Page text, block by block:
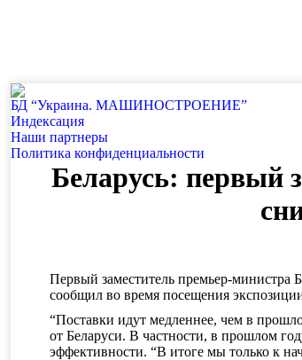
БД “Украина. МАШИНОСТРОЕНИЕ”
Индекcация
Наши партнеры
Политика конфиденциальности
Беларусь: первый
Первый заместитель премьер-министра
сообщил во время посещения
“Поставки идут медленнее, чем в
от Беларуси. В частности, в прошлом
эффективности. “В итоге мы только к